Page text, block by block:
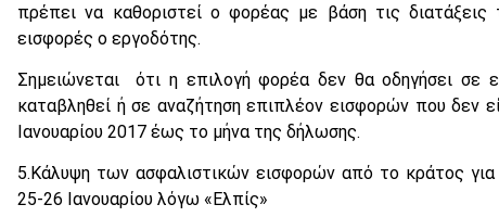
πρέπει να καθοριστεί ο φορέας με βάση τις διατάξεις
εισφορές ο εργοδότης.
Σημειώνεται ότι η επιλογή φορέα δεν θα οδηγήσει σε
καταβληθεί ή σε αναζήτηση επιπλέον εισφορών που δεν
Ιανουαρίου 2017 έως το μήνα της δήλωσης.
5.Κάλυψη των ασφαλιστικών εισφορών από το κράτος για
25-26 Ιανουαρίου λόγω «Ελπίς»